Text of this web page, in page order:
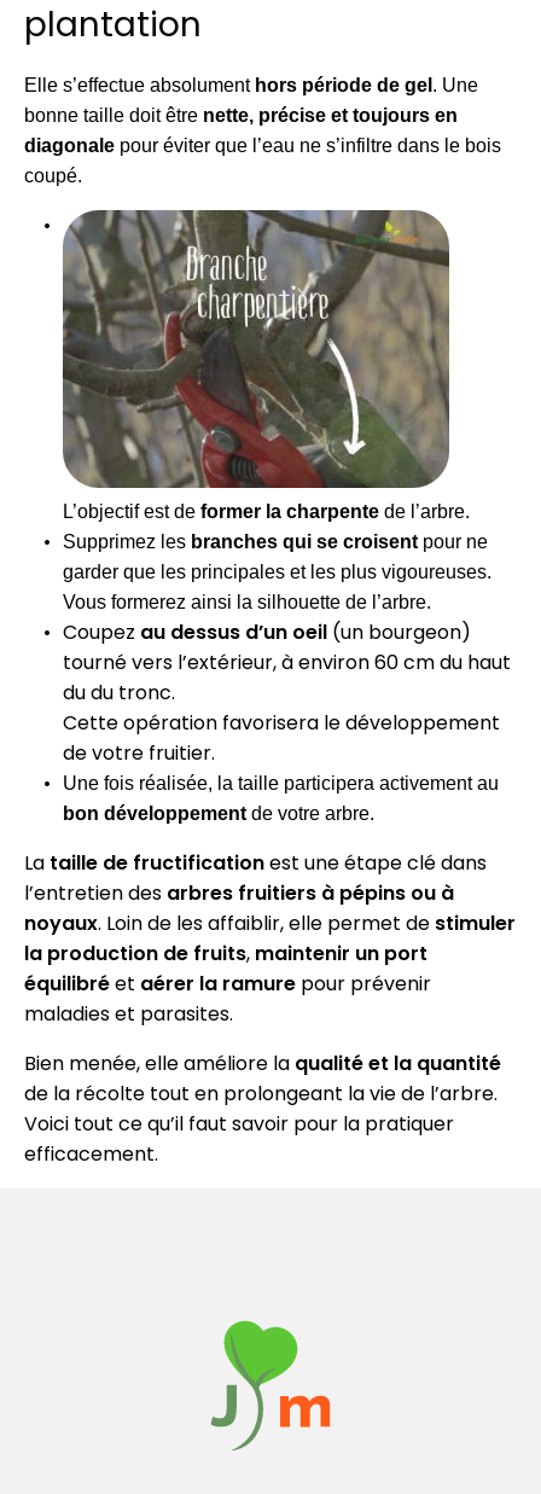
plantation
Elle s’effectue absolument hors période de gel . Une
bonne taille doit être nette, précise et toujours en
diagonale pour éviter que l’eau ne s’infiltre dans le bois
coupé.
L’objectif est de former la charpente de l’arbre.
Supprimez les branches qui se croisent pour ne
garder que les principales et les plus vigoureuses.
Vous formerez ainsi la silhouette de l’arbre.
Coupez au dessus d’un oeil (un bourgeon)
tourné vers l’extérieur, à environ 60 cm du haut
du du tronc.
Cette opération favorisera le développement
de votre fruitier.
Une fois réalisée, la taille participera activement au
bon développement de votre arbre.
La taille de fructificationest une étape clé dans
l’entretien des arbres fruitiers à pépins ou à
noyaux. Loin de les affaiblir, elle permet de stimuler
la production de fruits, maintenir un port
équilibréet aérer la ramure pour prévenir
maladies et parasites.
Bien menée, elle améliore la qualité et la quantité
de la récolte tout en prolongeant la vie de l’arbre.
Voici tout ce qu’il faut savoir pour la pratiquer
efficacement.